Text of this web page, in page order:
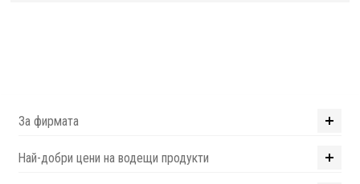
За фирмата
Най-добри цени на водещи продукти